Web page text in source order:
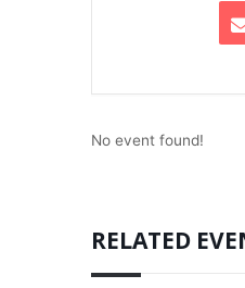
No event found!
RELATED